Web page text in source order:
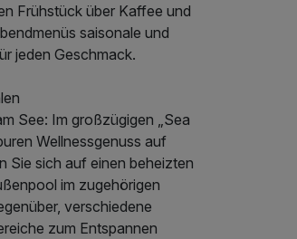
Frühstück über Kaffee und
saisonale und
jeden Geschmack.
See: Im großzügigen „Sea
Wellnessgenuss auf
Sie sich auf einen beheizten
im zugehörigen
verschiedene
zum Entspannen